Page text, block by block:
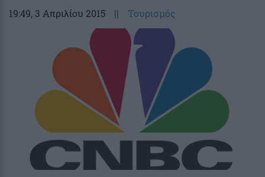
19:49, 3 Απριλίου 2015 || Τουρισμός